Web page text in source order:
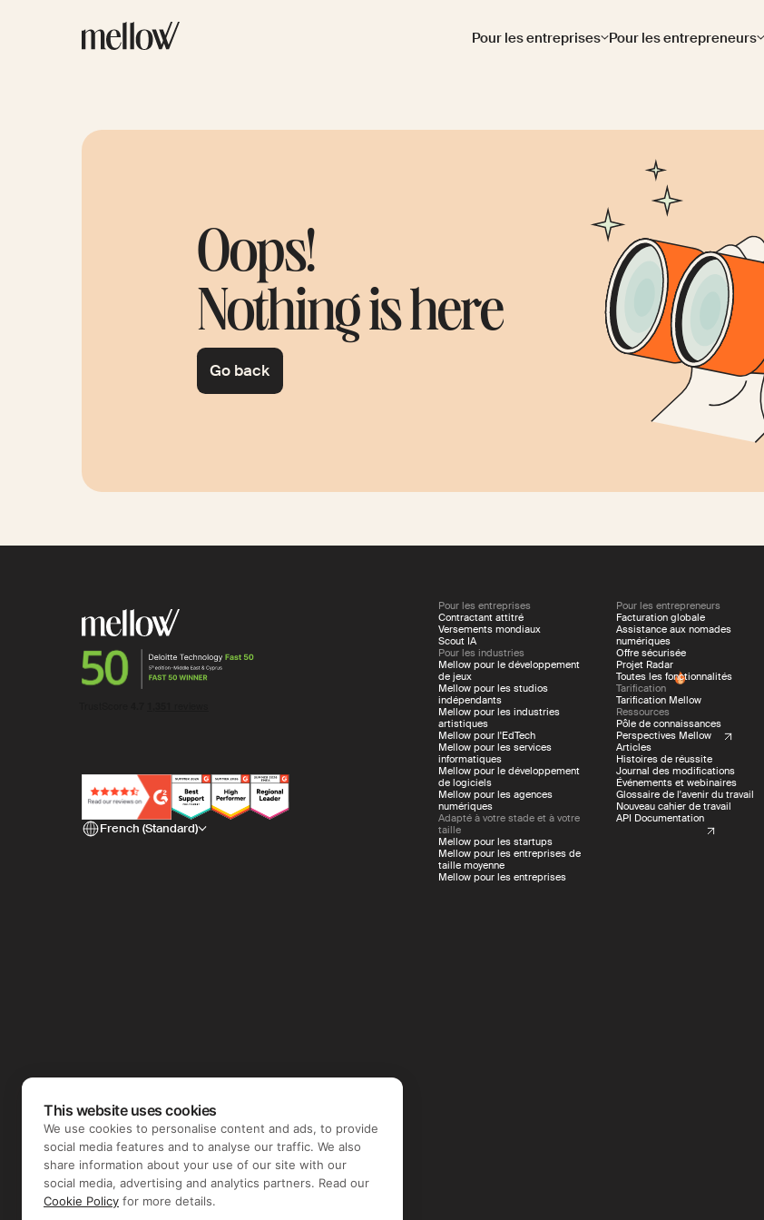
Pour les entreprises Pour les entrepreneurs
Oops!
Nothing is here
Go back
French (Standard)
Pour les entreprises
Contractant attitré
Versements mondiaux
Scout IA
Pour les industries
Mellow pour le développement
de jeux
Mellow pour les studios
indépendants
Mellow pour les industries
artistiques
Mellow pour l'EdTech
Mellow pour les services
informatiques
Mellow pour le développement
de logiciels
Mellow pour les agences
numériques
Adapté à votre stade et à votre
taille
Mellow pour les startups
Mellow pour les entreprises de
taille moyenne
Mellow pour les entreprises
Pour les entrepreneurs
Facturation globale
Assistance aux nomades
numériques
Offre sécurisée
Projet Radar
Toutes les fonctionnalités
Tarification
Tarification Mellow
Ressources
Pôle de connaissances
Perspectives Mellow
Articles
Histoires de réussite
Journal des modifications
Événements et webinaires
Glossaire de l'avenir du travail
Nouveau cahier de travail
API Documentation
This website uses cookies
We use cookies to personalise content and ads, to provide
social media features and to analyse our traffic. We also
share information about your use of our site with our
social media, advertising and analytics partners. Read our
Cookie Policy for more details.